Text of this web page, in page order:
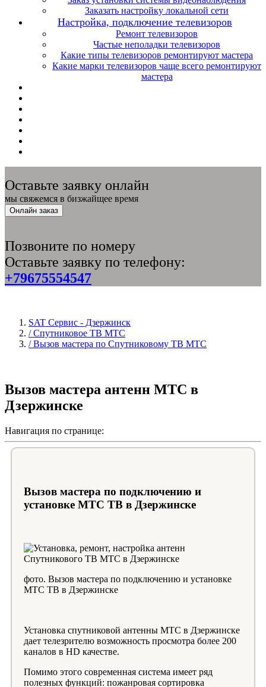
Заказать настройку локальной сети
Настройка, подключение телевизоров
Ремонт телевизоров
Частые неполадки телевизоров
Какие типы телевизоров ремонтируют мастера
Какие марки телевизоров чаще всего ремонтируют
мастера
Оставьте заявку онлайн
мы свяжемся в бизжайщее время
Онлайн заказ
Позвоните по номеру
Оставьте заявку по телефону:
+79675554547
SAT Сервис - Дзержинск
/ Спутниковое ТВ МТС
/ Вызов мастера по Спутниковому ТВ МТС
Вызов мастера антенн МТС в
Дзержинске
Навигация по странице:
Вызов мастера по подключению и
установке МТС ТВ в Дзержинске
фото. Вызов мастера по подключению и установке
МТС ТВ в Дзержинске
Установка спутниковой антенны МТС в Дзержинске
дает телезрителю возможность просмотра более 200
каналов в HD качестве.
Помимо этого современная система имеет ряд
полезных функций: пожанровая сортировка